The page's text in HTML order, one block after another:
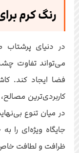
رنگ کرم
در دنیای پرشتاب
می‌تواند تفاوت
فضا ایجاد کند.
کاربردی‌ترین
در میان تنوع
جایگاه ویژه‌ای را
ظرافت و لطافت خاص